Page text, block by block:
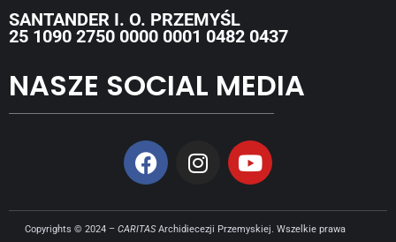
SANTANDER I. O. PRZEMYŚL
25 1090 2750 0000 0001 0482 0437
NASZE SOCIAL MEDIA
Copyrights © 2024 – CARITASArchidiecezji Przemyskiej. Wszelkie prawa